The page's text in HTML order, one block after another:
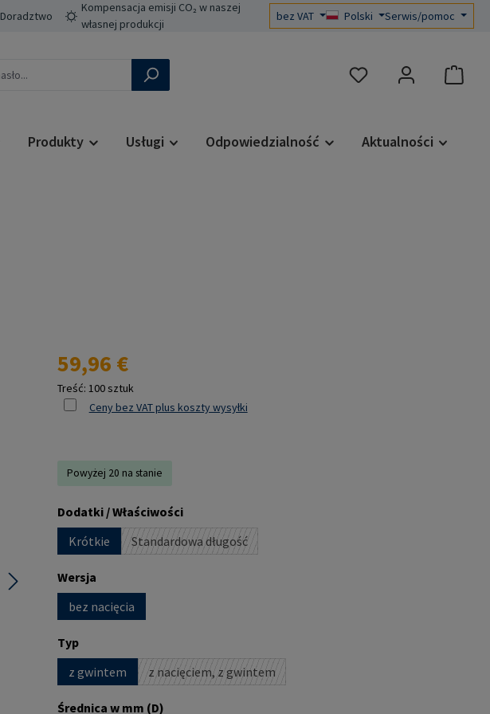
Doradztwo
Kompensacja emisji CO₂ w naszej
własnej produkcji
bez VAT Polski Serwis/pomoc
Masz 0 przedmioty na
Produkty Usługi Odpowiedzialność Aktualności
Cena regularna:
59,96 €
Treść: 100 sztuk
Ceny bez VAT plus koszty wysyłki
Powyżej 20 na stanie
Wybierz
Dodatki / Właściwości
Krótkie
Standardowa długość
(Ta opcja jest obecnie niedostępna.)
Wybierz
Wersja
bez nacięcia
Wybierz
Typ
z gwintem
z nacięciem, z gwintem
(Ta opcja jest obecnie niedostępna.)
Wybierz
Średnica w mm (D)